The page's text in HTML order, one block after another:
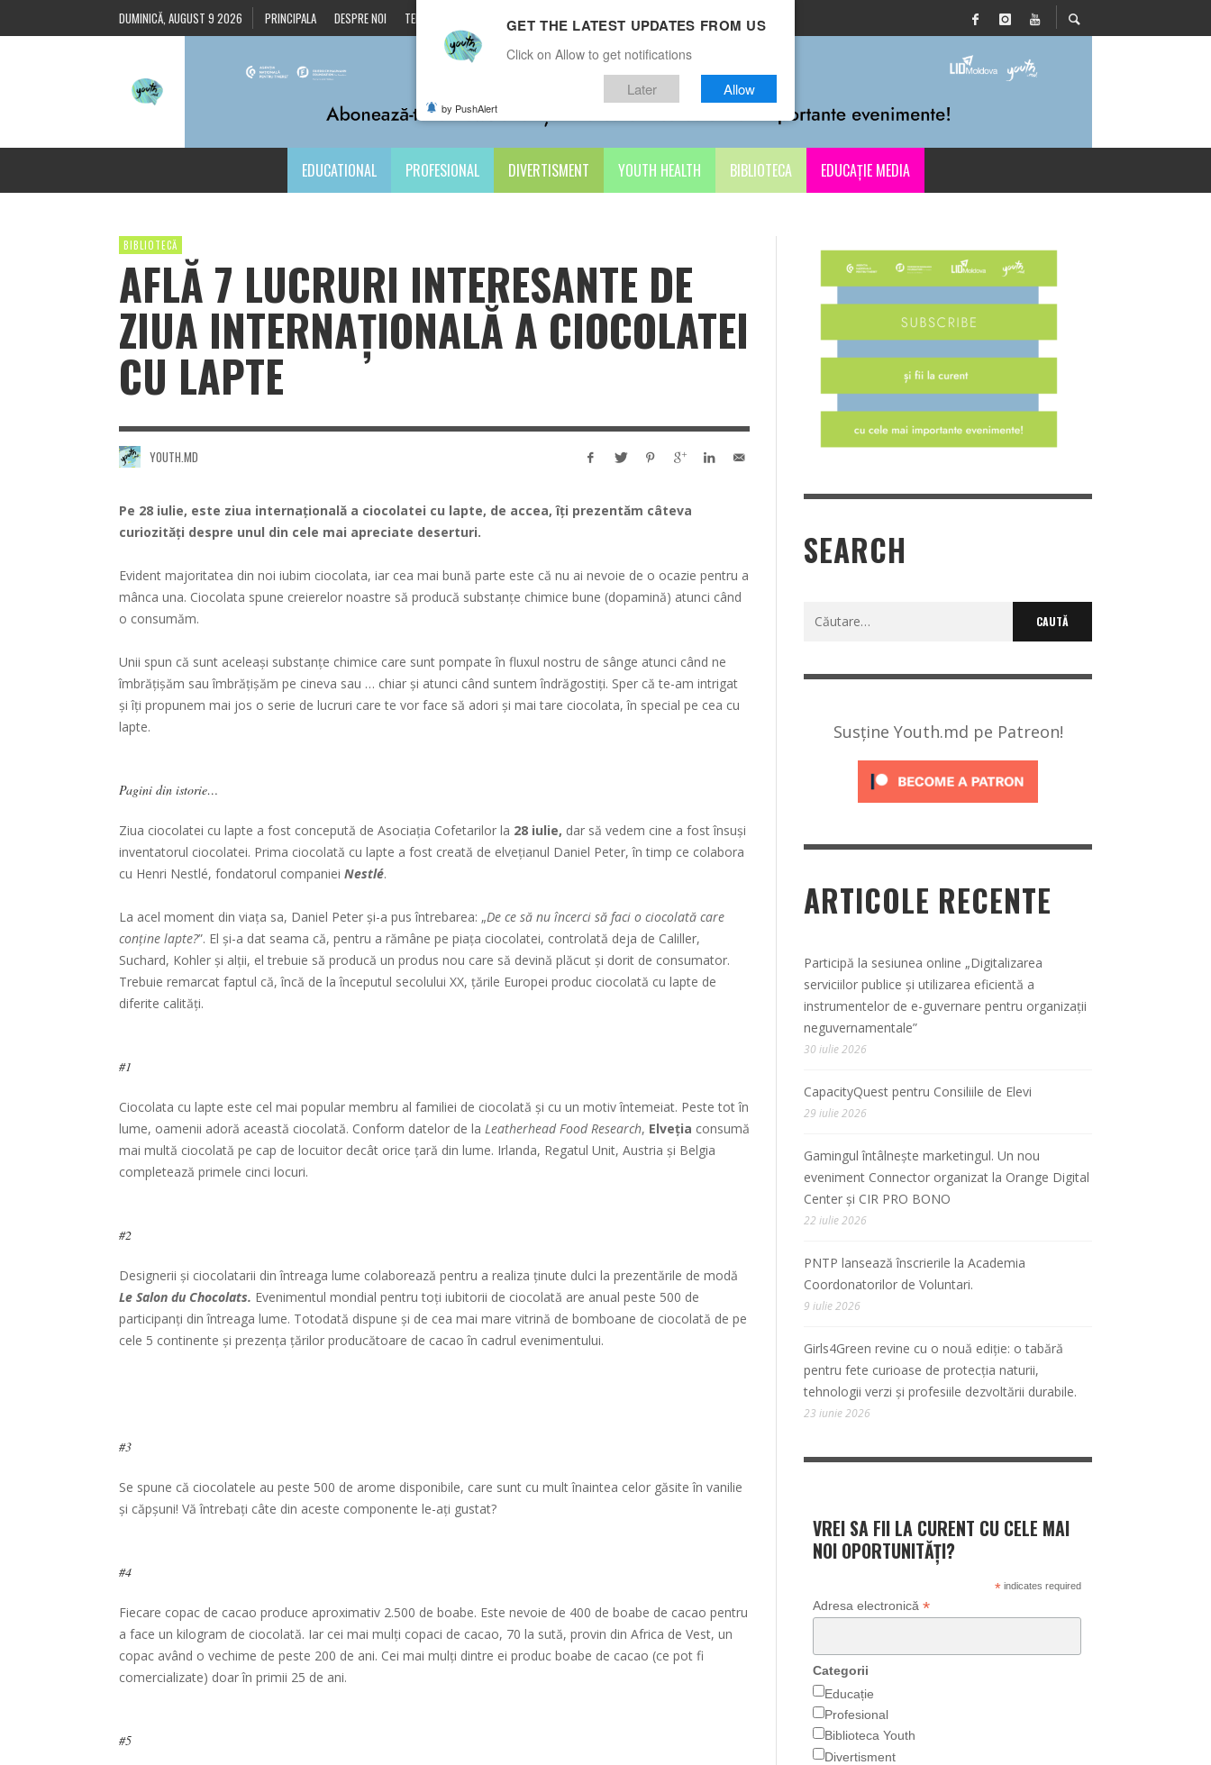
DUMINICĂ, AUGUST 9 2026 PRINCIPALA DESPRE NOI TERMENI ȘI CONDIȚII CONTACTE
EDUCATIONAL PROFESIONAL DIVERTISMENT YOUTH HEALTH BIBLIOTECA EDUCAȚIE MEDIA
BIBLIOTECĂ
AFLĂ 7 LUCRURI INTERESANTE DE
ZIUA INTERNAȚIONALĂ A CIOCOLATEI
CU LAPTE
YOUTH.MD
Pe 28 iulie, este ziua internaţională a ciocolatei cu lapte, de accea, îţi prezentăm câteva
curiozităţi despre unul din cele mai apreciate deserturi.
Evident majoritatea din noi iubim ciocolata, iar cea mai bună parte este că nu ai nevoie de o ocazie pentru a
mânca una. Ciocolata spune creierelor noastre să producă substanțe chimice bune (dopamină) atunci când
o consumăm.
Unii spun că sunt aceleași substanțe chimice care sunt pompate în fluxul nostru de sânge atunci când ne
îmbrățișăm sau îmbrățișăm pe cineva sau … chiar și atunci când suntem îndrăgostiți. Sper că te-am intrigat
și îți propunem mai jos o serie de lucruri care te vor face să adori și mai tare ciocolata, în special pe cea cu
lapte.
Pagini din istorie…
Ziua ciocolatei cu lapte a fost concepută de Asociația Cofetarilor la 28 iulie, dar să vedem cine a fost însuși
inventatorul ciocolatei. Prima ciocolată cu lapte a fost creată de elvețianul Daniel Peter, în timp ce colabora
cu Henri Nestlé, fondatorul companiei Nestlé.
La acel moment din viața sa, Daniel Peter și-a pus întrebarea: „De ce să nu încerci să faci o ciocolată care
conține lapte?”. El și-a dat seama că, pentru a rămâne pe piața ciocolatei, controlată deja de Caliller,
Suchard, Kohler și alții, el trebuie să producă un produs nou care să devină plăcut și dorit de consumator.
Trebuie remarcat faptul că, încă de la începutul secolului XX, țările Europei produc ciocolată cu lapte de
diferite calități.
#1
Ciocolata cu lapte este cel mai popular membru al familiei de ciocolată și cu un motiv întemeiat. Peste tot în
lume, oamenii adoră această ciocolată. Conform datelor de la Leatherhead Food Research, Elveția consumă
mai multă ciocolată pe cap de locuitor decât orice țară din lume. Irlanda, Regatul Unit, Austria și Belgia
completează primele cinci locuri.
#2
Designerii și ciocolatarii din întreaga lume colaborează pentru a realiza ținute dulci la prezentările de modă
Le Salon du Chocolats. Evenimentul mondial pentru toți iubitorii de ciocolată are anual peste 500 de
participanți din întreaga lume. Totodată dispune și de cea mai mare vitrină de bomboane de ciocolată de pe
cele 5 continente și prezența țărilor producătoare de cacao în cadrul evenimentului.
#3
Se spune că ciocolatele au peste 500 de arome disponibile, care sunt cu mult înaintea celor găsite în vanilie
și căpșuni! Vă întrebați câte din aceste componente le-ați gustat?
#4
Fiecare copac de cacao produce aproximativ 2.500 de boabe. Este nevoie de 400 de boabe de cacao pentru
a face un kilogram de ciocolată. Iar cei mai mulți copaci de cacao, 70 la sută, provin din Africa de Vest, un
copac având o vechime de peste 200 de ani. Cei mai mulți dintre ei produc boabe de cacao (ce pot fi
comercializate) doar în primii 25 de ani.
#5
SEARCH
Caută
Susține Youth.md pe Patreon!
ARTICOLE RECENTE
Participă la sesiunea online „Digitalizarea
serviciilor publice și utilizarea eficientă a
instrumentelor de e-guvernare pentru organizații
neguvernamentale”
30 iulie 2026
CapacityQuest pentru Consiliile de Elevi
29 iulie 2026
Gamingul întâlnește marketingul. Un nou
eveniment Connector organizat la Orange Digital
Center și CIR PRO BONO
22 iulie 2026
PNTP lansează înscrierile la Academia
Coordonatorilor de Voluntari.
9 iulie 2026
Girls4Green revine cu o nouă ediție: o tabără
pentru fete curioase de protecția naturii,
tehnologii verzi și profesiile dezvoltării durabile.
23 iunie 2026
VREI SA FII LA CURENT CU CELE MAI
NOI OPORTUNITĂȚI?
*indicates required
Adresa electronică *
Categorii
Educație
Profesional
Biblioteca Youth
Divertisment
GET THE LATEST UPDATES FROM US
Click on Allow to get notifications
Later Allow
by PushAlert